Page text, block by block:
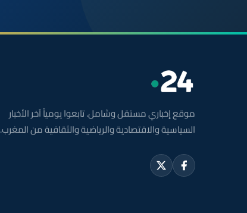
موقع إخباري مستقل وشامل. تابعوا يومياً آخر الأخبار
السياسية والاقتصادية والرياضية والثقافية من المغرب.